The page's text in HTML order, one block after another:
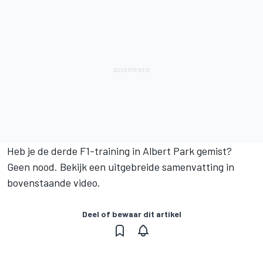
Heb je de derde F1-training in Albert Park gemist?
Geen nood. Bekijk een uitgebreide samenvatting in
bovenstaande video.
Deel of bewaar dit artikel